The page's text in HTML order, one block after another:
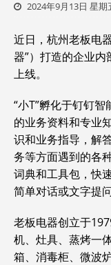
2024年9月13日 星期
近日，杭州老板电
器”）打造的企业
上线。
“小T”孵化于钉钉
的业务资料和专业
识和业务指导，解
务等方面遇到的各
词典和工具包，快
简单对话或文字提
老板电器创立于
机、灶具、蒸烤一
箱、消毒柜、微波